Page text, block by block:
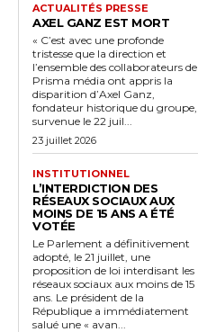
ACTUALITÉS PRESSE
AXEL GANZ EST MORT
« C’est avec une profonde
tristesse que la direction et
l’ensemble des collaborateurs de
Prisma média ont appris la
disparition d’Axel Ganz,
fondateur historique du groupe,
survenue le 22 juil...
23 juillet 2026
INSTITUTIONNEL
L’INTERDICTION DES
RÉSEAUX SOCIAUX AUX
MOINS DE 15 ANS A ÉTÉ
VOTÉE
Le Parlement a définitivement
adopté, le 21 juillet, une
proposition de loi interdisant les
réseaux sociaux aux moins de 15
ans. Le président de la
République a immédiatement
salué une « avan...